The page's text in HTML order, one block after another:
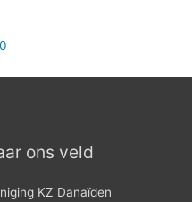
ons veld
KZ Danaïden